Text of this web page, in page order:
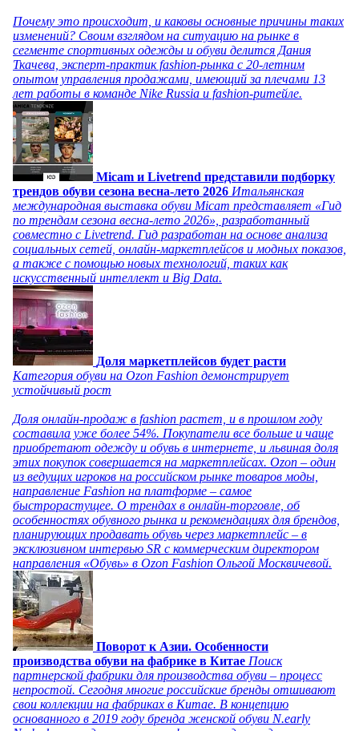
Почему это происходит, и каковы основные причины таких
изменений? Своим взглядом на ситуацию на рынке в
сегменте спортивных одежды и обуви делится Дания
Ткачева, эксперт-практик fashion-рынка с 20-летним
опытом управления продажами, имеющий за плечами 13
лет работы в команде Nike Russia и fashion-ритейле.
Micam и Livetrend представили подборку
трендов обуви сезона весна-лето 2026 Итальянская
международная выставка обуви Micam представляет «Гид
по трендам сезона весна-лето 2026», разработанный
совместно с Livetrend. Гид разработан на основе анализа
социальных сетей, онлайн-маркетплейсов и модных показов,
а также с помощью новых технологий, таких как
искусственный интеллект и Big Data.
Доля маркетплейсов будет расти
Категория обуви на Ozon Fashion демонстрирует
устойчивый рост
Доля онлайн-продаж в fashion растет, и в прошлом году
составила уже более 54%. Покупатели все больше и чаще
приобретают одежду и обувь в интернете, и львиная доля
этих покупок совершается на маркетплейсах. Ozon – один
из ведущих игроков на российском рынке товаров моды,
направление Fashion на платформе – самое
быстрорастущее. О трендах в онлайн-торговле, об
особенностях обувного рынка и рекомендациях для брендов,
планирующих продавать обувь через маркетплейс – в
эксклюзивном интервью SR с коммерческим директором
направления «Обувь» в Ozon Fashion Ольгой Москвичевой.
Поворот к Азии. Особенности
производства обуви на фабрике в Китае Поиск
партнерской фабрики для производства обуви – процесс
непростой. Сегодня многие российские бренды отшивают
свои коллекции на фабриках в Китае. В концепцию
основанного в 2019 году бренда женской обуви N.early